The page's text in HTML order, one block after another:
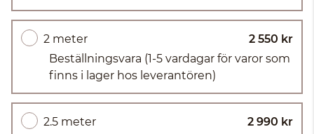
2 meter
2 550 kr
Beställningsvara (1-5 vardagar för varor som
finns i lager hos leverantören)
2.5 meter
2 990 kr